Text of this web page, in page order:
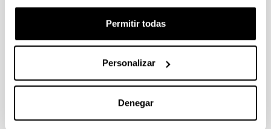
Permitir todas
Personalizar
Denegar
Servicio de Asesoramiento educativo
(SAE-HELAZ)
Recursos